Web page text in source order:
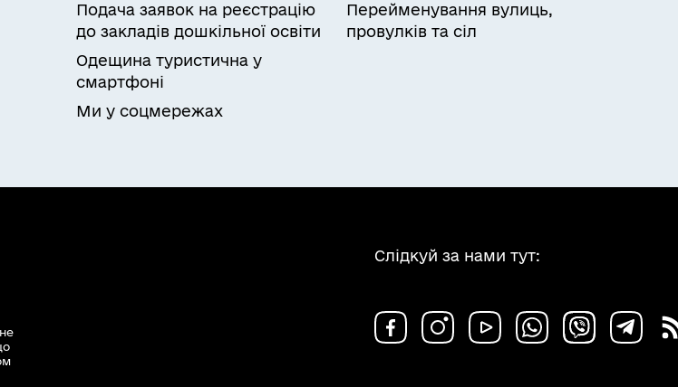
Подача заявок на реєстрацію
до закладів дошкільної освіти
Одещина туристична у
смартфоні
Ми у соцмережах
Перейменування вулиць,
провулків та сіл
Слідкуй за нами тут: